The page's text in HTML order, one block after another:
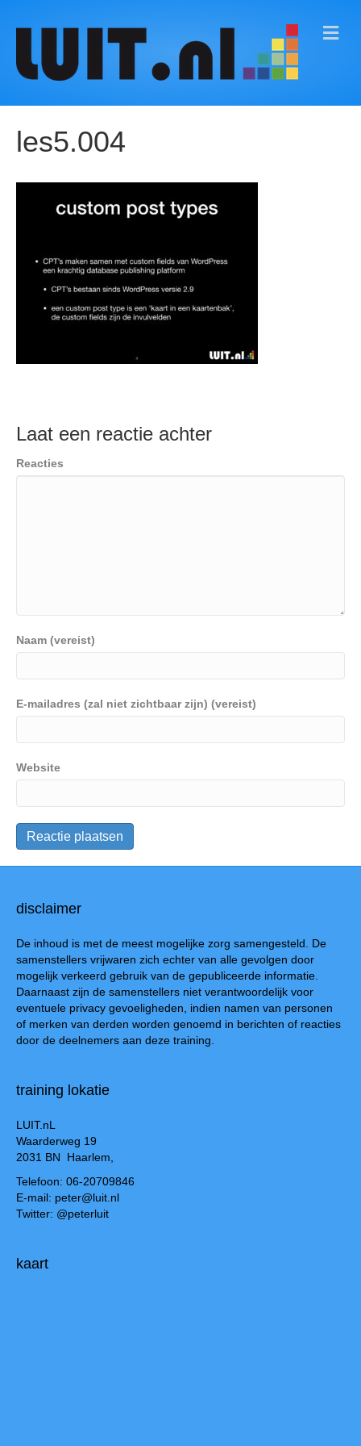
M
E
les5.004
Laat een reactie achter
Reacties
Naam (vereist)
E-mailadres (zal niet zichtbaar zijn) (vereist)
Website
disclaimer
De inhoud is met de meest mogelijke zorg samengesteld. De
samenstellers vrijwaren zich echter van alle gevolgen door
mogelijk verkeerd gebruik van de gepubliceerde informatie.
Daarnaast zijn de samenstellers niet verantwoordelijk voor
eventuele privacy gevoeligheden, indien namen van personen
of merken van derden worden genoemd in berichten of reacties
door de deelnemers aan deze training.
training lokatie
LUIT.nL
Waarderweg 19
2031 BN Haarlem,
Telefoon: 06-20709846
E-mail: peter@luit.nl
Twitter: @peterluit
kaart